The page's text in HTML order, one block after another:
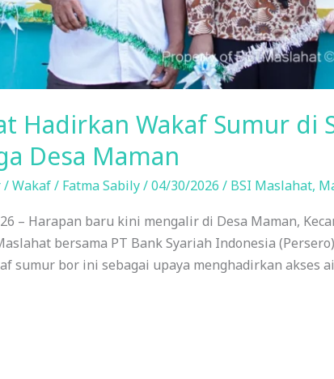
Hadirkan Wakaf Sumur di
Desa Maman
/Wakaf/ Fatma Sabily/04/30/2026 / BSI Maslahat,
– Harapan baru kini mengalir di Desa Maman,
bersama PT Bank Syariah Indonesia
sumur bor ini sebagai upaya menghadirkan akses